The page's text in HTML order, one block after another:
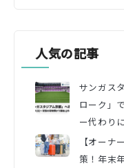
人気の記事
サンガス
ローク」
ー代わり
【オー
策！年末